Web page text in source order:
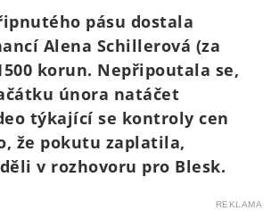
pásu dostala
Alena Schillerová (za
korun. Nepřipoutala se,
února natáčet
týkající se kontroly cen
že pokutu zaplatila,
v rozhovoru pro Blesk.
REKLAMA